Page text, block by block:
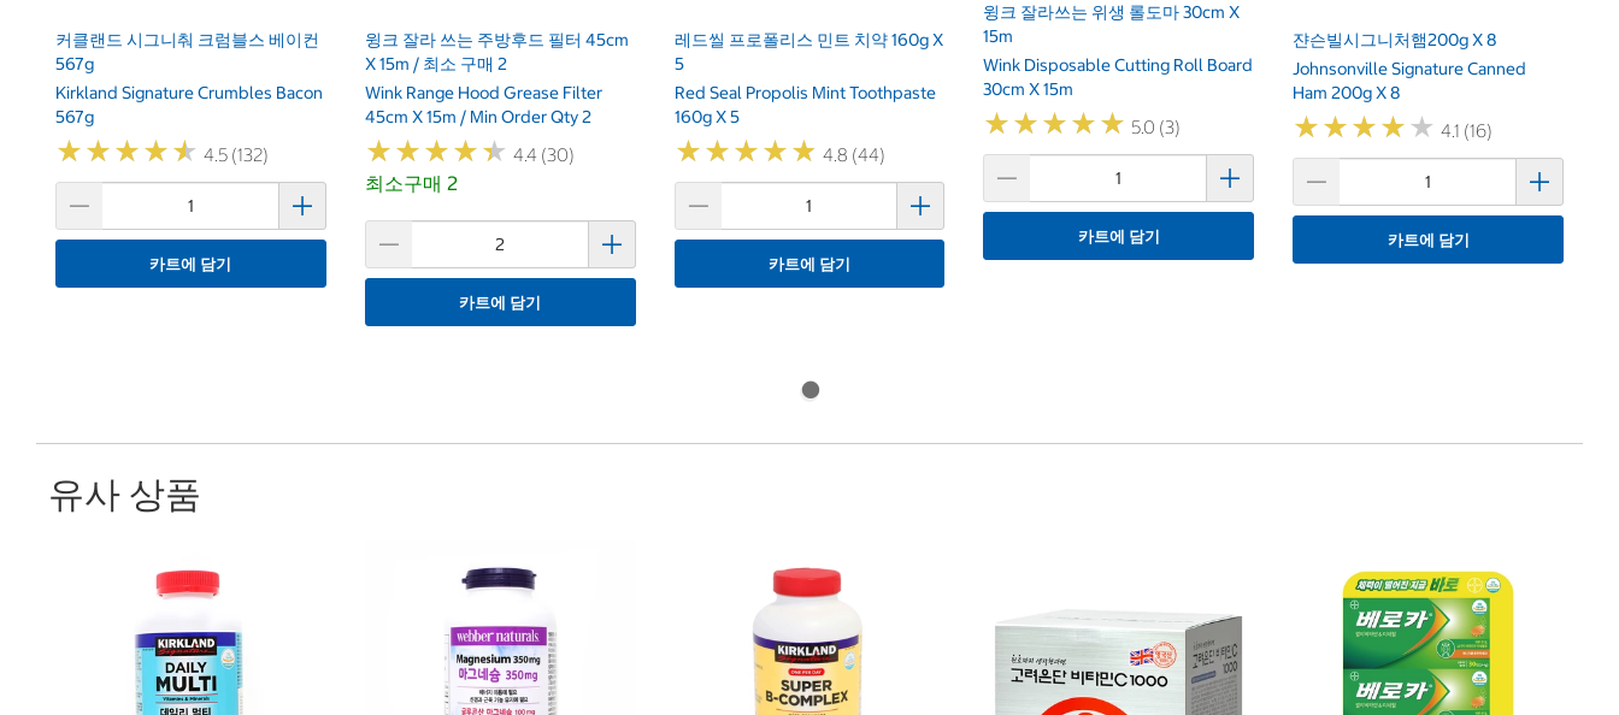
커클랜드 시그니춰 크럼블스 베이컨
567g
Kirkland Signature Crumbles Bacon
567g
★★★★★
★★★★★ 4.5 (132)
카트에 담기
윙크 잘라 쓰는 주방후드 필터 45cm
X 15m / 최소 구매 2
Wink Range Hood Grease Filter
45cm X 15m / Min Order Qty 2
★★★★★
★★★★★ 4.4 (30)
최소구매 2
카트에 담기
레드씰 프로폴리스 민트 치약 160g X
5
Red Seal Propolis Mint Toothpaste
160g X 5
★★★★★
★★★★★ 4.8 (44)
카트에 담기
윙크 잘라쓰는 위생 롤도마 30cm X
15m
Wink Disposable Cutting Roll Board
30cm X 15m
★★★★★
★★★★★ 5.0 (3)
카트에 담기
쟌슨빌시그니처햄200g X 8
Johnsonville Signature Canned
Ham 200g X 8
★★★★★
★★★★★ 4.1 (16)
카트에 담기
유사 상품